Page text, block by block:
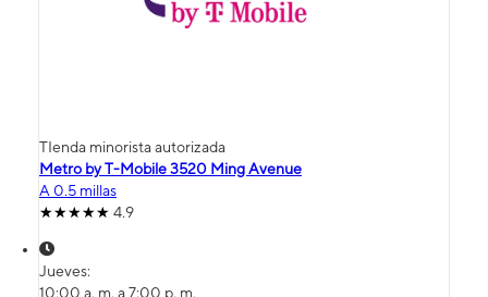
TIenda minorista autorizada
Metro by T-Mobile 3520 Ming Avenue
A 0.5 millas
4.9
Jueves:
10:00 a. m. a 7:00 p. m.